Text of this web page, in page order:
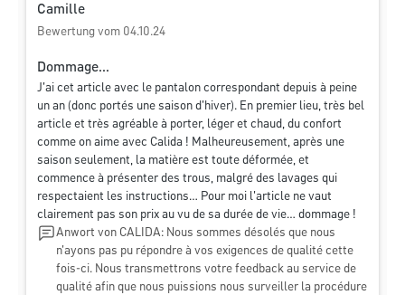
Camille
Bewertung vom 04.10.24
Dommage...
J'ai cet article avec le pantalon correspondant depuis à peine
un an (donc portés une saison d'hiver). En premier lieu, très bel
article et très agréable à porter, léger et chaud, du confort
comme on aime avec Calida ! Malheureusement, après une
saison seulement, la matière est toute déformée, et
commence à présenter des trous, malgré des lavages qui
respectaient les instructions… Pour moi l'article ne vaut
clairement pas son prix au vu de sa durée de vie… dommage !
Anwort von CALIDA: Nous sommes désolés que nous
n'ayons pas pu répondre à vos exigences de qualité cette
fois-ci. Nous transmettrons votre feedback au service de
qualité afin que nous puissions nous surveiller la procédure